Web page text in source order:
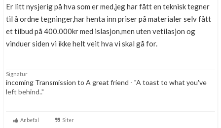
Boligmappa+
Få mer ut av Boligmappa
Er litt nysjerig på hva som er med,jeg har fått en teknisk tegner
til å ordne tegninger,har henta inn priser på materialer selv fått
et tilbud på 400.000kr med islasjon,men uten vetilasjon og
vinduer siden vi ikke helt veit hva vi skal gå for.
Signatur
incoming Transmission to A great friend - "A toast to what you've
left behind.."
alltogether, but no matter what the future holds, no matter how far
Anbefal Siter